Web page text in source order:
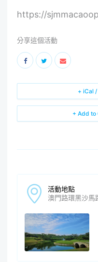
https://
分享這個活動
+ Add to
+ iCal
活動地點
澳門路環黑沙馬